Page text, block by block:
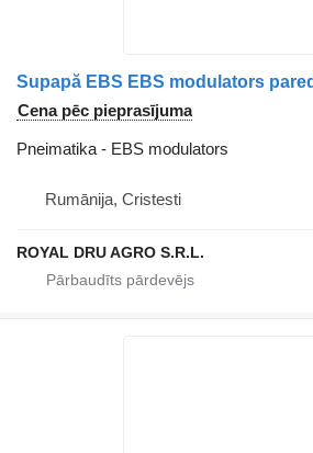
Cena pēc pieprasījuma
Pneimatika - EBS modulators
Rumānija, Cristesti
ROYAL DRU AGRO S.R.L.